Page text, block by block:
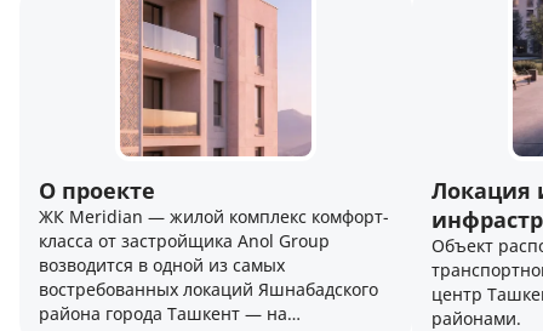
О проекте
ЖК Meridian — жилой комплекс комфорт-
класса от застройщика Anol Group
возводится в одной из самых
востребованных локаций Яшнабадского
района города Ташкент — на
Локация
Объект
центр
районами.